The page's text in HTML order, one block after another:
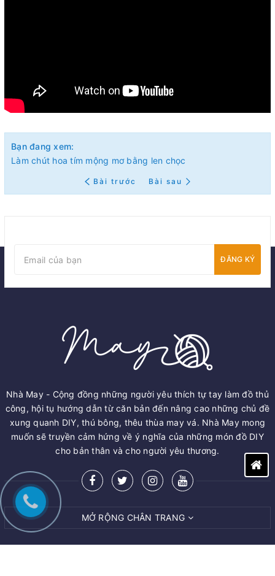
Bạn đang xem:
Làm chút hoa tím mộng mơ bằng len chọc
Bài trước Bài sau
ĐĂNG KÝ
Nhà May - Cộng đồng những người yêu thích tự tay làm đồ thủ
công, hội tụ hướng dẫn từ căn bản đến nâng cao những chủ đề
xung quanh DIY, thú bông, thêu thùa may vá. Nhà May mong
muốn sẽ truyền cảm hứng về ý nghĩa của những món đồ DIY
cho bản thân và cho người yêu thương.
MỞ RỘNG CHÂN TRANG